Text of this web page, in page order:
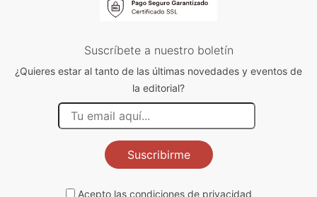
Suscríbete a nuestro boletín
¿Quieres estar al tanto de las últimas novedades y eventos de
la editorial?
Suscribirme
Acepto las condiciones de privacidad